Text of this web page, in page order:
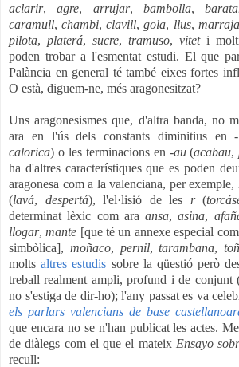
aclarir,agre, arrujar,bambolla,
caramull,chambi,clavill,gola, llus, marraja
pilota, platerá, sucre, tramuso, vitet i
poden trobar a l'esmentat estudi. El que
Palància en general té també eixes fortes
O està, diguem-ne, més aragonesitzat?
Uns aragonesismes que, d'altra banda, no
ara en l'ús dels constants diminitius en
calorica) o les terminacions en -au(acabau,
ha d'altres característiques que es poden
aragonesa com a la valenciana, per exemple,
(lavá, despertá), l'el·lisió de les r(
determinat lèxic com ara ansa,asina,
llogar,mante [que té un annexe especial
simbòlica], moñaco, pernil,tarambana,
moltsaltres estudis sobre la qüestió però
treball realment ampli, profund i de conjunt
no s'estiga de dir-ho); l'any passat es va
els parlars valencians de base
que encara no se n'han publicat les actes.
de diàlegs com el que el mateix Ensayo
recull: